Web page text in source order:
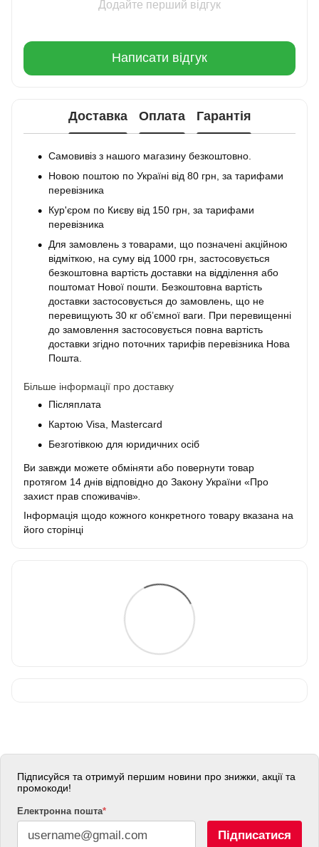
Додайте перший відгук
Написати відгук
Доставка Оплата Гарантія
Самовивіз з нашого магазину безкоштовно.
Новою поштою по Україні від 80 грн, за тарифами
перевізника
Кур'єром по Києву від 150 грн, за тарифами
перевізника
Для замовлень з товарами, що позначені акційною
відміткою, на суму від 1000 грн, застосовується
безкоштовна вартість доставки на відділення або
поштомат Нової пошти. Безкоштовна вартість
доставки застосовується до замовлень, що не
перевищують 30 кг об’ємної ваги. При перевищенні
до замовлення застосовується повна вартість
доставки згідно поточних тарифів перевізника Нова
Пошта.
Більше інформації про доставку
Післяплата
Картою Visa, Mastercard
Безготівкою для юридичних осіб
Ви завжди можете обміняти або повернути товар
протягом 14 днів відповідно до Закону України «Про
захист прав споживачів»
Інформація щодо кожного конкретного товару вказана на
його сторінці
Підписуйся та отримуй першим новини про знижки, акції та
промокоди!
Електронна пошта*
Підписатися